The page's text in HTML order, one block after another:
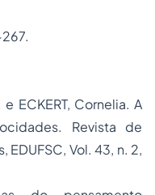
ECKERT, Cornelia. A
Revista de
EDUFSC, Vol. 43, n. 2,